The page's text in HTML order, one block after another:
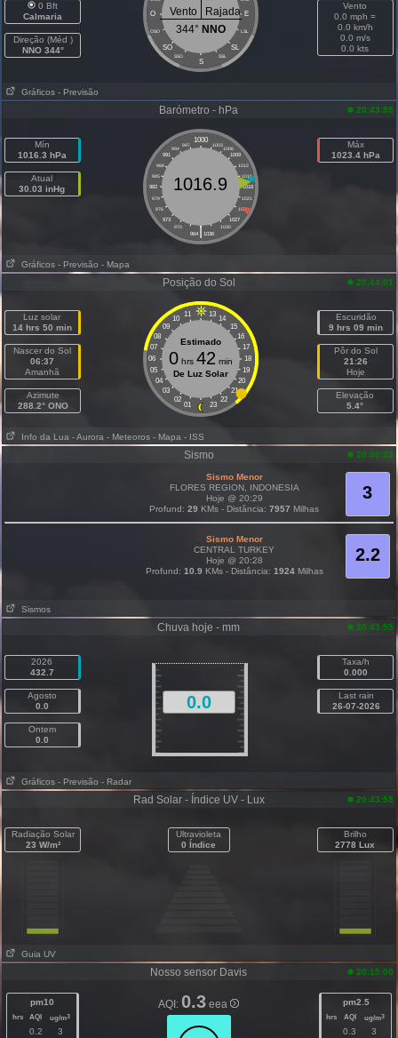
0 Bft
Calmaria
Direção (Méd )
NNO 344°
O E
OSO LSL
SO SL
SSO SSL
S
Vento
Rajada
344° NNO
Vento
0.0 mph =
0.0 km/h
0.0 m/s
0.0 kts
Gráficos - Previsão
Barómetro - hPa 20:43:55
Mín
1016.3 hPa
Atual
30.03 inHg
1000
997 1003
994
1006
991
1009
988
1012
985
1015
982
1018
979
1021
976
1024
973
1027
970
1030
|
964 1036
1016.9
Máx
1023.4 hPa
Gráficos - Previsão - Mapa
Posição do Sol 20:44:01
Luz solar
14 hrs 50 min
Nascer do Sol
06:37
Amanhã
Azimute
288.2° ONO
11 13
10
14
09
15
08
16
07
17
06
18
05
19
04
20
03
21
02
22
01 23
Estimado
0hrs 42 min
De Luz Solar
Escuridão
9 hrs 09 min
Pôr do Sol
21:26
Hoje
Elevação
5.4°
Info da Lua - Aurora - Meteoros - Mapa - ISS
Sismo 20:40:23
3
Sismo Menor
FLORES REGION, INDONESIA
Hoje @ 20:29
Profund:29 KMs - Distância:7957 Milhas
2.2
Sismo Menor
CENTRAL TURKEY
Hoje @ 20:28
Profund: 10.9 KMs - Distância: 1924Milhas
Sismos
Chuva hoje - mm 20:43:55
2026
432.7
Agosto
0.0
Ontem
0.0
0.0
Taxa/h
0.000
Last rain
26-07-2026
Gráficos - Previsão - Radar
Rad Solar - Índice UV - Lux 20:43:55
Radiação Solar
23 W/m²
Ultravioleta
0 Índice
Brilho
2778 Lux
Guia UV
Nosso sensor Davis 20:15:00
pm10
hrs AQI ug/m3
0.2 3
AQI:0.3 eea pm2.5
hrs AQI ug/m3
0.3 3